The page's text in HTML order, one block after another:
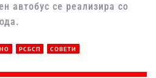
автобус се реализира со
РСБСП СОВЕТИ